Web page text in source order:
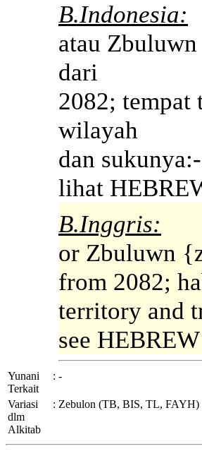
B.Indonesia:
atau
dari
2082; tempat
wilayah
dan
lihat
B.Inggris:
or Zbuluwn
from 2082;
territory and
see
Yunani
Terkait
: -
Variasi
dlm
Alkitab
: Zebulon (TB, BIS, TL, FAYH)